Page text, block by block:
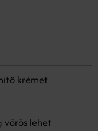
krémet
vörös lehet